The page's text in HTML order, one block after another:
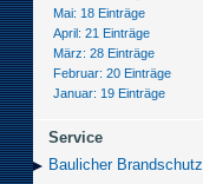
Mai: 18 Einträge
April: 21 Einträge
März: 28 Einträge
Februar: 20 Einträge
Januar: 19 Einträge
Service
Baulicher Brand­schutz